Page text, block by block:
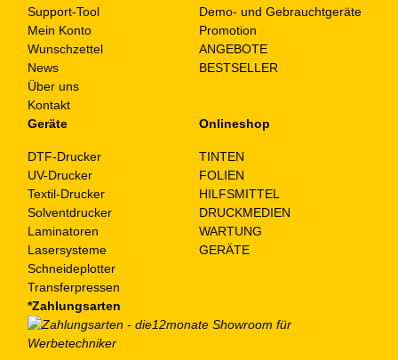
Support-Tool
Mein Konto
Wunschzettel
News
Über uns
Kontakt
Demo- und Gebrauchtgeräte
Promotion
ANGEBOTE
BESTSELLER
Geräte
DTF-Drucker
UV-Drucker
Textil-Drucker
Solventdrucker
Laminatoren
Lasersysteme
Schneideplotter
Transferpressen
Onlineshop
TINTEN
FOLIEN
HILFSMITTEL
DRUCKMEDIEN
WARTUNG
GERÄTE
*Zahlungsarten